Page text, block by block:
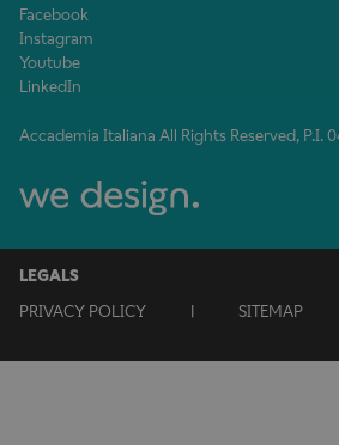
Facebook
Instagram
Youtube
LinkedIn
Accademia Italiana All Rights Reserved, P.I.
LEGALS
PRIVACY POLICY
SITEMAP